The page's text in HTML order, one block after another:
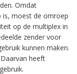
Omdat
is, moest de omroep
op de multiplex in
zender voor
kunnen maken.
heeft